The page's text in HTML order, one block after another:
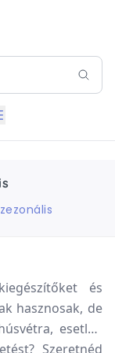
és
hasznosak, de
esetleg
Szeretnéd